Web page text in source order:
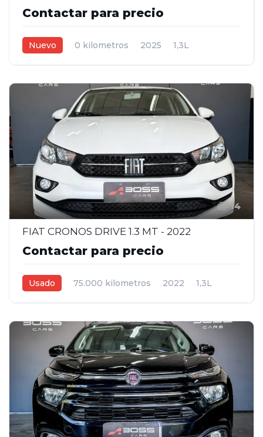
Contactar para precio
Nuevo 0 kilometros 2025
1,3L
14
FIAT CRONOS DRIVE 1.3 MT - 2022
Contactar para precio
Usado 75.000 kilometros 2022
1,3L